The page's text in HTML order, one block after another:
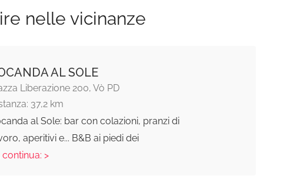
nelle vicinanze
AL SOLE
Liberazione 200, Vò PD
37,2 km
al Sole: bar con colazioni, pranzi di
aperitivi e... B&B ai piedi dei
continua: >